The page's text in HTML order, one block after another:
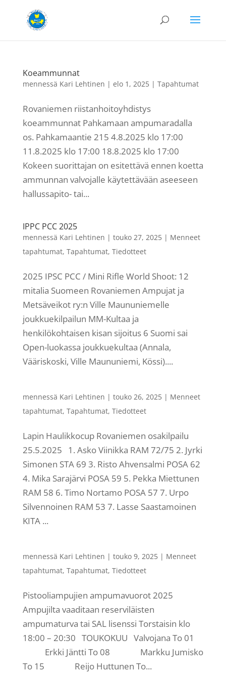
Koeammunnat
mennessä Kari Lehtinen | elo 1, 2025| Tapahtumat
Rovaniemen riistanhoitoyhdistys
koeammunnat Pahkamaan ampumaradalla
os. Pahkamaantie 215 4.8.2025 klo 17:00
11.8.2025 klo 17:00 18.8.2025 klo 17:00
Kokeen suorittajan on esitettävä ennen koetta
ammunnan valvojalle käytettävään aseeseen
hallussapito- tai...
IPPC PCC 2025
mennessä Kari Lehtinen | touko 27, 2025| Menneet
tapahtumat, Tapahtumat, Tiedotteet
2025 IPSC PCC / Mini Rifle World Shoot: 12
mitalia Suomeen Rovaniemen Ampujat ja
Metsäveikot ry:n Ville Maununiemelle
joukkuekilpailun MM-Kultaa ja
henkilökohtaisen kisan sijoitus 6 Suomi sai
Open-luokassa joukkuekultaa (Annala,
Vääriskoski, Ville Maununiemi, Kössi)....
mennessä Kari Lehtinen | touko 26, 2025| Menneet
tapahtumat, Tapahtumat, Tiedotteet
Lapin Haulikkocup Rovaniemen osakilpailu
25.5.2025 1. Asko Viinikka RAM 72/75 2. Jyrki
Simonen STA 69 3. Risto Ahvensalmi POSA 62
4. Mika Sarajärvi POSA 59 5. Pekka Miettunen
RAM 58 6. Timo Nortamo POSA 57 7. Urpo
Silvennoinen RAM 53 7. Lasse Saastamoinen
KITA ...
mennessä Kari Lehtinen | touko 9, 2025| Menneet
tapahtumat, Tapahtumat, Tiedotteet
Pistooliampujien ampumavuorot 2025
Ampujilta vaaditaan reserviläisten
ampumaturva tai SAL lisenssi Torstaisin klo
18:00 – 20:30 TOUKOKUU Valvojana To 01
Erkki Jäntti To 08 Markku Jumisko
To 15 Reijo Huttunen To...